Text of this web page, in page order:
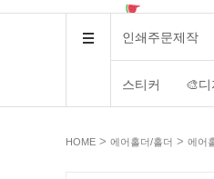
인쇄주문제작
스티커 🎨
HOME > 에어홀더/홀더 > 에어